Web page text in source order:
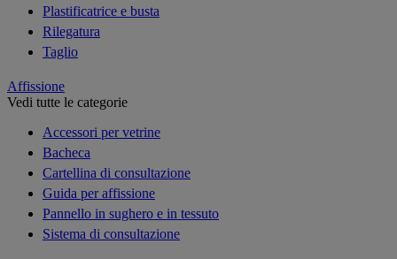
Plastificatrice e busta
Rilegatura
Taglio
Affissione
Vedi tutte le categorie
Accessori per vetrine
Bacheca
Cartellina di consultazione
Guida per affissione
Pannello in sughero e in tessuto
Sistema di consultazione